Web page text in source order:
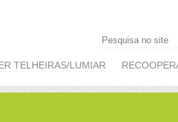
TELHEIRAS/LUMIAR